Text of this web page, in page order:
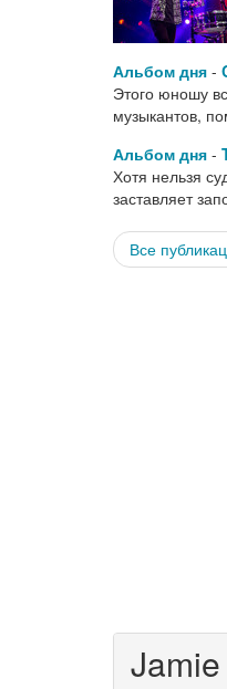
Альбом дня -
Этого юношу
музыкантов,
Альбом дня -
Хотя нельзя
заставляет
Все